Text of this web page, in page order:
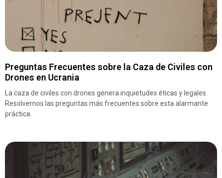
Preguntas Frecuentes sobre la Caza de Civiles con
Drones en Ucrania
La caza de civiles con drones genera inquietudes éticas y legales.
Resolvemos las preguntas más frecuentes sobre esta alarmante
práctica.